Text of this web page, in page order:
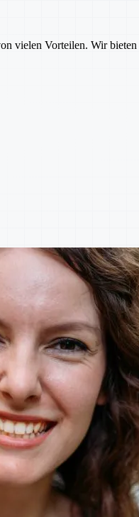
vielen Vorteilen. Wir